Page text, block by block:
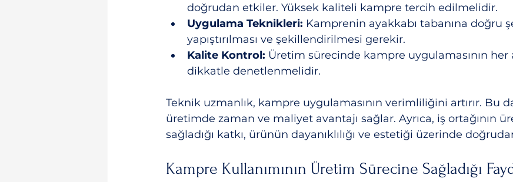
doğrudan etkiler. Yüksek kaliteli kampre tercih edilmelidir.
Uygulama Teknikleri: Kamprenin ayakkabı tabanına doğru
yapıştırılması ve şekillendirilmesi gerekir.
Kalite Kontrol: Üretim sürecinde kampre uygulamasının her
dikkatle denetlenmelidir.
Teknik uzmanlık, kampre uygulamasının verimliliğini artırır. Bu
üretimde zaman ve maliyet avantajı sağlar. Ayrıca, iş ortağının
sağladığı katkı, ürünün dayanıklılığı ve estetiği üzerinde
Kampre Kullanımının Üretim Sürecine Sağladığı